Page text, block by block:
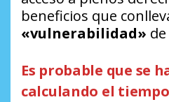
beneficios que
«vulnerabilidad»
Es probable que se
calculando el